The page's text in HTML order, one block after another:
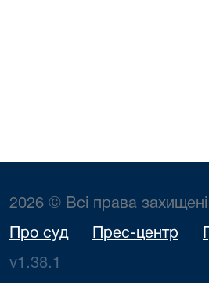
2026 © Всі права захищені
Про суд Прес-центр
v1.38.1